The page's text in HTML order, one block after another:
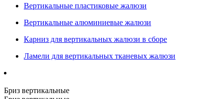
Вертикальные пластиковые жалюзи
Вертикальные алюминиевые жалюзи
Карниз для вертикальных жалюзи в сборе
Ламели для вертикальных тканевых жалюзи
Бриз вертикальные